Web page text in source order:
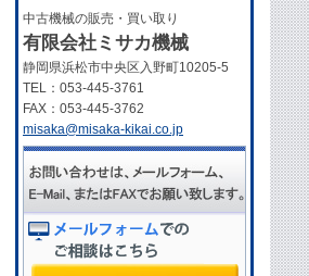
中古機械の販売・買い取り
有限会社ミサカ機械
静岡県浜松市中央区入野町10205-5
TEL：053-445-3761
FAX：053-445-3762
misaka@misaka-kikai.co.jp